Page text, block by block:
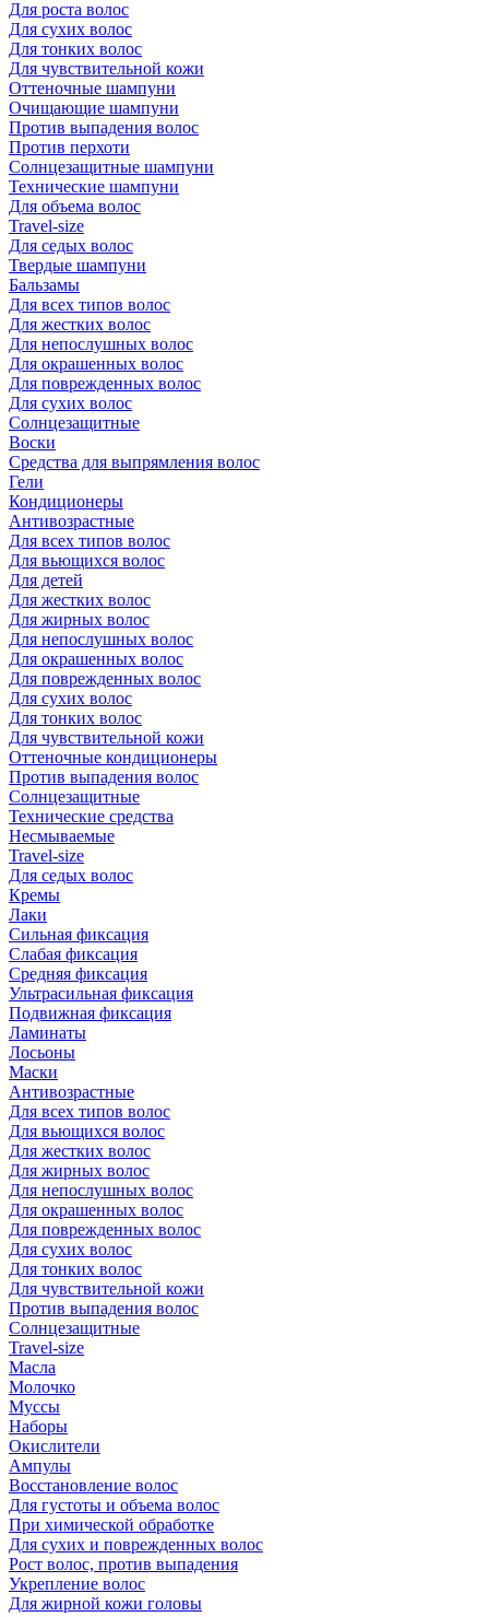
Для роста волос
Для сухих волос
Для тонких волос
Для чувствительной кожи
Оттеночные шампуни
Очищающие шампуни
Против выпадения волос
Против перхоти
Солнцезащитные шампуни
Технические шампуни
Для объема волос
Travel-size
Для седых волос
Твердые шампуни
Бальзамы
Для всех типов волос
Для жестких волос
Для непослушных волос
Для окрашенных волос
Для поврежденных волос
Для сухих волос
Солнцезащитные
Воски
Средства для выпрямления волос
Гели
Кондиционеры
Антивозрастные
Для всех типов волос
Для вьющихся волос
Для детей
Для жестких волос
Для жирных волос
Для непослушных волос
Для окрашенных волос
Для поврежденных волос
Для сухих волос
Для тонких волос
Для чувствительной кожи
Оттеночные кондиционеры
Против выпадения волос
Солнцезащитные
Технические средства
Несмываемые
Travel-size
Для седых волос
Кремы
Лаки
Сильная фиксация
Слабая фиксация
Средняя фиксация
Ультрасильная фиксация
Подвижная фиксация
Ламинаты
Лосьоны
Маски
Антивозрастные
Для всех типов волос
Для вьющихся волос
Для жестких волос
Для жирных волос
Для непослушных волос
Для окрашенных волос
Для поврежденных волос
Для сухих волос
Для тонких волос
Для чувствительной кожи
Против выпадения волос
Солнцезащитные
Travel-size
Масла
Молочко
Муссы
Наборы
Окислители
Ампулы
Восстановление волос
Для густоты и объема волос
При химической обработке
Для сухих и поврежденных волос
Рост волос, против выпадения
Укрепление волос
Для жирной кожи головы